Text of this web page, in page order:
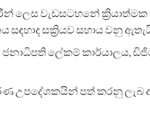
වැඩසටහනේ
සක්‍රියව සහාය වනු
ලේකම් කාර්යාලය, ඩිජිටල්
උපදේශකයින් පත් කරනු